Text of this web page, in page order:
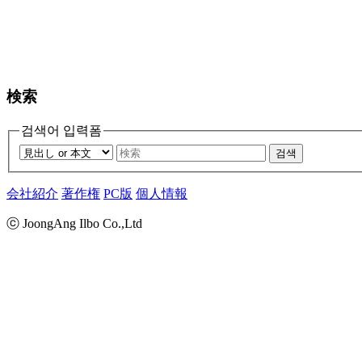
検索
검색어 입력폼
검색
会社紹介 著作権 PC版 個人情報
ⓒ JoongAng Ilbo Co.,Ltd